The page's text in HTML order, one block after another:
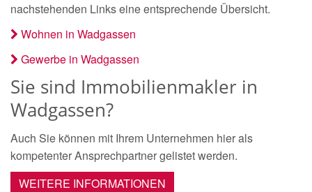
nachstehenden Links eine entsprechende Übersicht.
Wohnen in Wadgassen
Gewerbe in Wadgassen
Sie sind Immobilienmakler in
Wadgassen?
Auch Sie können mit Ihrem Unternehmen hier als
kompetenter Ansprechpartner gelistet werden.
WEITERE INFORMATIONEN